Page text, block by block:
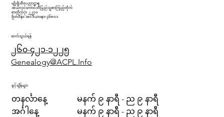
ဖွင့်ချိန်များ
တနင်္လာနေ့
အင်္ဂါနေ့
မနက် ၉ နာရီ - ည ၉ နာရီ
မနက် ၉ နာရီ - ည ၉ နာရီ
ဆက်သွယ်ရန်
၂၆၀-၄၂၁-၁၂၂၅
Genealogy@ACPL.Info
မျိုးရိုးဗီဇပညာဌာန
အယ်လင်ကောင်တီပြည်သူ့စာကြည့်တိုက်
စာတိုက်ပုံး ၂၂၇၀
ဖို့တ်ဝိန်း၊ အင်ဒီယားနား ၄၆၈၀၁